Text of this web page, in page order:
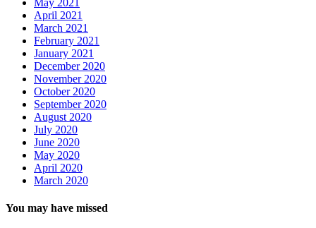
April 2021
March 2021
February 2021
January 2021
December 2020
November 2020
October 2020
September 2020
August 2020
July 2020
June 2020
May 2020
April 2020
March 2020
You may have missed